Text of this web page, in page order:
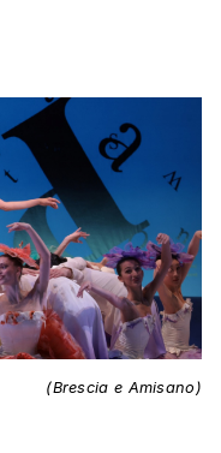
(Brescia e Amisano)